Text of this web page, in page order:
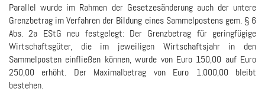
Parallel wurde im Rahmen der Gesetzesänderung auch der untere
Grenzbetrag im Verfahren der Bildung eines Sammelpostens gem. § 6
Abs. 2a EStG neu festgelegt: Der Grenzbetrag für geringfügige
Wirtschaftsgüter, die im jeweiligen Wirtschaftsjahr in den
Sammelposten einfließen können, wurde von Euro 150,00 auf Euro
250,00 erhöht. Der Maximalbetrag von Euro 1.000,00 bleibt
bestehen.